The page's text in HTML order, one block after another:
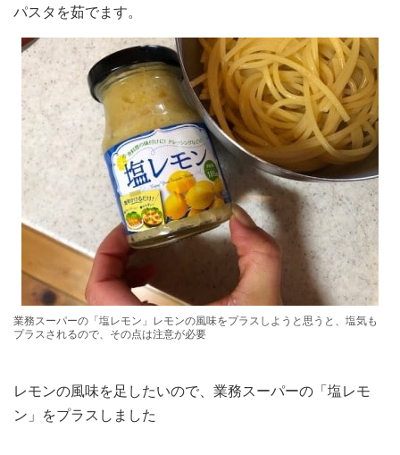
パスタを茹でます。
業務スーパーの「塩レモン」レモンの風味をプラスしようと思うと、塩気も
プラスされるので、その点は注意が必要
レモンの風味を足したいので、業務スーパーの「塩レモ
ン」をプラスしました